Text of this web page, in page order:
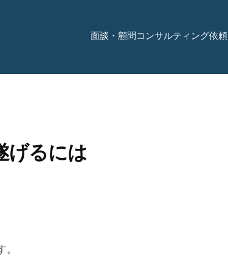
面談・顧問コンサルティング依頼
げるには